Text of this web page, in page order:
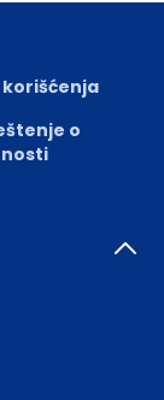
korišćenja
o